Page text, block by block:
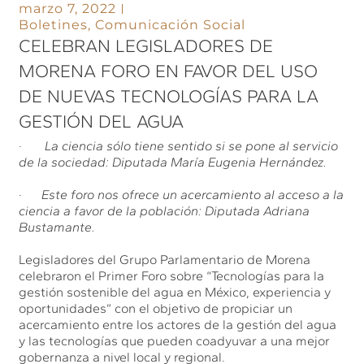
marzo 7, 2022
Boletines,Comunicación Social
CELEBRAN LEGISLADORES DE
MORENA FORO EN FAVOR DEL USO
DE NUEVAS TECNOLOGÍAS PARA LA
GESTIÓN DEL AGUA
·La ciencia sólo tiene sentido si se pone al servicio
de la sociedad: Diputada María Eugenia Hernández.
·Este foro nos ofrece un acercamiento al acceso a la
ciencia a favor de la población: Diputada Adriana
Bustamante.
Legisladores del Grupo Parlamentario de Morena
celebraron el Primer Foro sobre “Tecnologías para la
gestión sostenible del agua en México, experiencia y
oportunidades” con el objetivo de propiciar un
acercamiento entre los actores de la gestión del agua
y las tecnologías que pueden coadyuvar a una mejor
gobernanza a nivel local y regional.